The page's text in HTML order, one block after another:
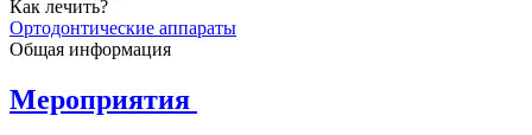
Как лечить?
Ортодонтические аппараты
Общая информация
Мероприятия